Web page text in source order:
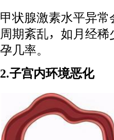
甲状腺激素水平异
周期紊乱，如月经
孕几率。
2.子宫内环境恶化